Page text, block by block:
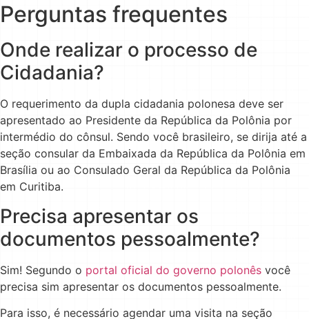
Perguntas frequentes
Onde realizar o processo de
Cidadania?
O requerimento da dupla cidadania polonesa deve ser
apresentado ao Presidente da República da Polônia por
intermédio do cônsul. Sendo você brasileiro, se dirija até a
seção consular da Embaixada da República da Polônia em
Brasília ou ao Consulado Geral da República da Polônia
em Curitiba.
Precisa apresentar os
documentos pessoalmente?
Sim! Segundo o portal oficial do governo polonês você
precisa sim apresentar os documentos pessoalmente.
Para isso, é necessário agendar uma visita na seção